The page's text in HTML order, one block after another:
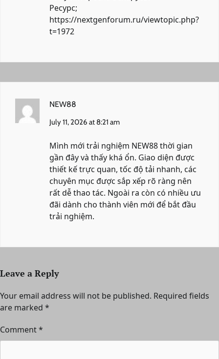
Ресурс;
https://nextgenforum.ru/viewtopic.php?
t=1972
NEW88
July 11, 2026 at 8:21 am
Mình mới trải nghiệm NEW88 thời gian
gần đây và thấy khá ổn. Giao diện được
thiết kế trực quan, tốc độ tải nhanh, các
chuyên mục được sắp xếp rõ ràng nên
rất dễ thao tác. Ngoài ra còn có nhiều ưu
đãi dành cho thành viên mới để bắt đầu
trải nghiệm.
Leave a Reply
Your email address will not be published. Required fields
are marked *
Comment*